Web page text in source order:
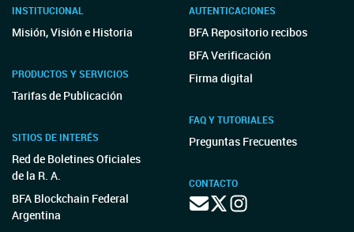
INSTITUCIONAL
Misión, Visión e Historia
PRODUCTOS Y SERVICIOS
Tarifas de Publicación
SITIOS DE INTERÉS
Red de Boletines Oficiales
de la R. A.
BFA Blockchain Federal
Argentina
AUTENTICACIONES
BFA Repositorio recibos
BFA Verificación
Firma digital
FAQ Y TUTORIALES
Preguntas Frecuentes
CONTACTO